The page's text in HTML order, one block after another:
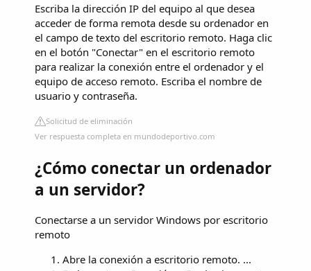
Escriba la dirección IP del equipo al que desea
acceder de forma remota desde su ordenador en
el campo de texto del escritorio remoto. Haga clic
en el botón "Conectar" en el escritorio remoto
para realizar la conexión entre el ordenador y el
equipo de acceso remoto. Escriba el nombre de
usuario y contraseña.
Solicitud de eliminación
Ver respuesta completa en mundodeportivo.com
¿Cómo conectar un ordenador
a un servidor?
Conectarse a un servidor Windows por escritorio
remoto
Abre la conexión a escritorio remoto. ...